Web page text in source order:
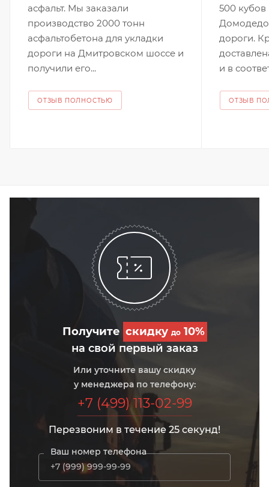
асфальт. Мы заказали
производство 2000 тонн
асфальтобетона для укладки
дороги на Дмитровском шоссе и
получили его...
ОТЗЫВ ПОЛНОСТЬЮ
500 кубов
дороги.
и в
ОТЗЫВ
Получите скидку до10%
на свой первый заказ
Или уточните вашу скидку
у менеджера по телефону:
+7 (499) 113-02-99
Перезвоним в течение 25 секунд!
Ваш номер телефона